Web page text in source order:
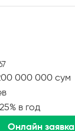
000 000 сум
в год
Онлайн заявка